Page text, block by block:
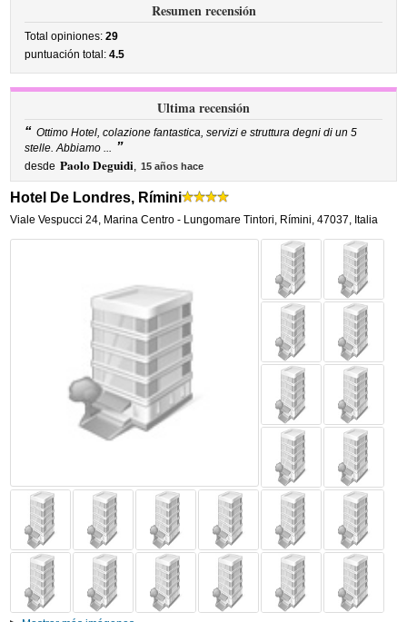
Resumen recensión
Total opiniones:29
puntuación total:4.5
Ultima recensión
“ Ottimo Hotel, colazione fantastica, servizi e struttura degni di un 5
stelle. Abbiamo ... ”
desde Paolo Deguidi, 15 años hace
Hotel De Londres, Rímini
Viale Vespucci 24, Marina Centro - Lungomare Tintori, Rímini,47037, Italia